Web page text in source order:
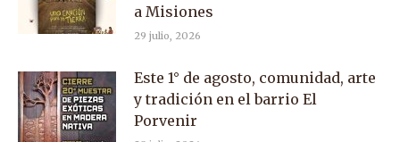
a Misiones
29 julio, 2026
Este 1° de agosto, comunidad, arte
y tradición en el barrio El
Porvenir